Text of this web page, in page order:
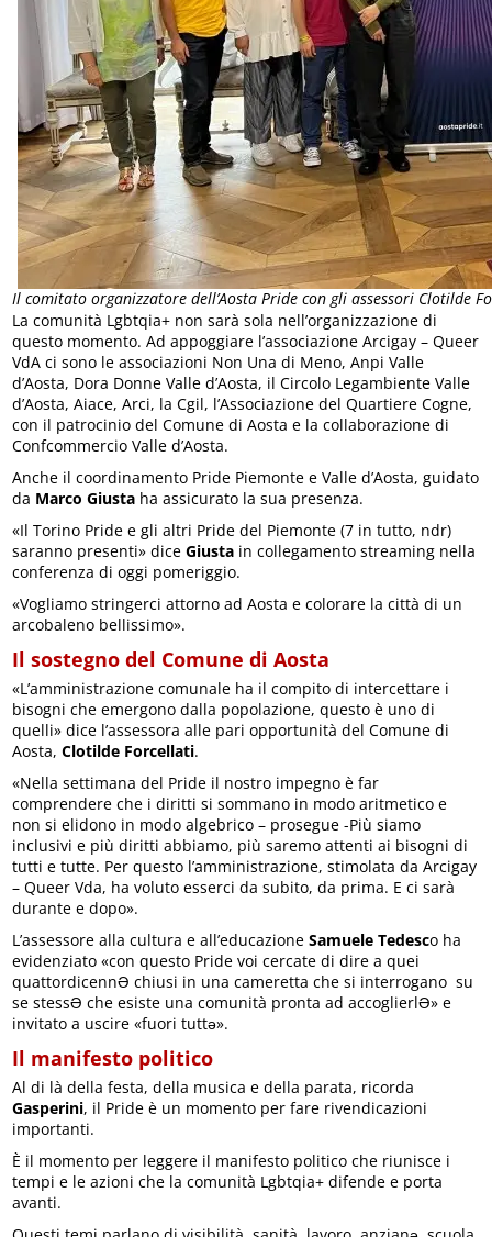
Il comitato organizzatore dell’Aosta Pride con gli assessori Clotilde
La comunità Lgbtqia+ non sarà sola nell’organizzazione di
questo momento. Ad appoggiare l’associazione Arcigay – Queer
VdA ci sono le associazioni Non Una di Meno, Anpi Valle
d’Aosta, Dora Donne Valle d’Aosta, il Circolo Legambiente Valle
d’Aosta, Aiace, Arci, la Cgil, l’Associazione del Quartiere Cogne,
con il patrocinio del Comune di Aosta e la collaborazione di
Confcommercio Valle d’Aosta.
Anche il coordinamento Pride Piemonte e Valle d’Aosta, guidato
da Marco Giusta ha assicurato la sua presenza.
«Il Torino Pride e gli altri Pride del Piemonte (7 in tutto, ndr)
saranno presenti» diceGiusta in collegamento streaming nella
conferenza di oggi pomeriggio.
«Vogliamo stringerci attorno ad Aosta e colorare la città di un
arcobaleno bellissimo».
Il sostegno del Comune di Aosta
«L’amministrazione comunale ha il compito di intercettare i
bisogni che emergono dalla popolazione, questo è uno di
quelli» dice l’assessora alle pari opportunità del Comune di
Aosta,Clotilde Forcellati.
«Nella settimana del Pride il nostro impegno è far
comprendere che i diritti si sommano in modo aritmetico e
non si elidono in modo algebrico – prosegue -Più siamo
inclusivi e più diritti abbiamo, più saremo attenti ai bisogni di
tutti e tutte. Per questo l’amministrazione, stimolata da Arcigay
– Queer Vda, ha voluto esserci da subito, da prima. E ci sarà
durante e dopo».
L’assessore alla cultura e all’educazioneSamuele Tedesco ha
evidenziato «con questo Pride voi cercate di dire a quei
quattordicennƏ chiusi in una cameretta che si interrogano su
se stessƏ che esiste una comunità pronta ad accoglierlƏ» e
invitato a uscire «fuori tuttə».
Il manifesto politico
Al di là della festa, della musica e della parata, ricorda
Gasperini, il Pride è un momento per fare rivendicazioni
importanti.
È il momento per leggere il manifesto politico che riunisce i
tempi e le azioni che la comunità Lgbtqia+ difende e porta
avanti.